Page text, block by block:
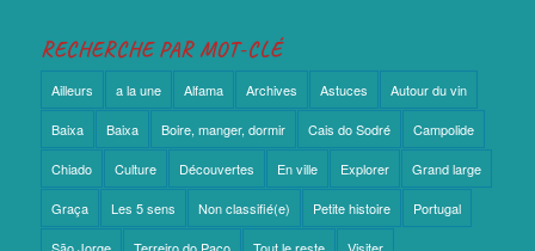
RECHERCHE PAR MOT-CLÉ
Ailleurs a la une Alfama Archives Astuces Autour du vin
Baixa Baixa Boire, manger, dormir Cais do Sodré Campolide
Chiado Culture Découvertes En ville Explorer Grand large
Graça Les 5 sens Non classifié(e) Petite histoire Portugal